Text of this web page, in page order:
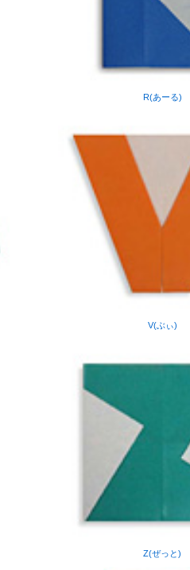
R(あーる)
V(ぶぃ)
Z(ぜっと)